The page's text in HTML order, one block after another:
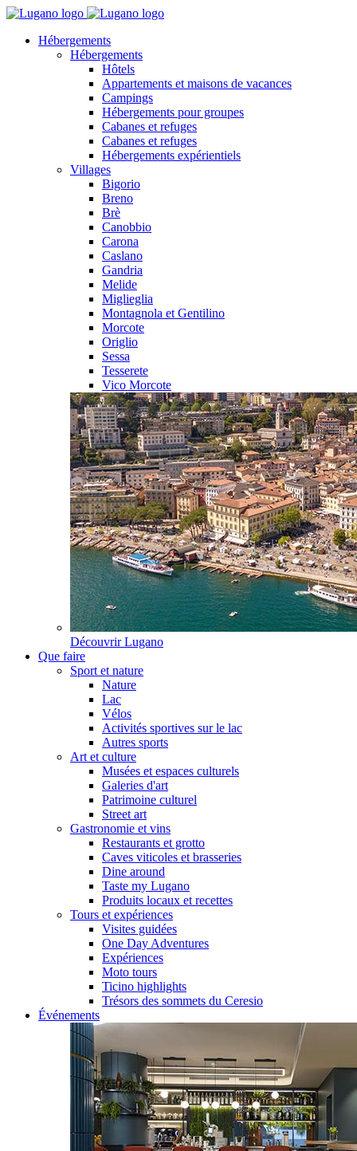
Hébergements
Hébergements
Hôtels
Appartements et maisons de vacances
Campings
Hébergements pour groupes
Cabanes et refuges
Cabanes et refuges
Hébergements expérientiels
Villages
Bigorio
Breno
Brè
Canobbio
Carona
Caslano
Gandria
Melide
Miglieglia
Montagnola et Gentilino
Morcote
Origlio
Sessa
Tesserete
Vico Morcote
Découvrir Lugano
Que faire
Sport et nature
Nature
Lac
Vélos
Activités sportives sur le lac
Autres sports
Art et culture
Musées et espaces culturels
Galeries d'art
Patrimoine culturel
Street art
Gastronomie et vins
Restaurants et grotto
Caves viticoles et brasseries
Dine around
Taste my Lugano
Produits locaux et recettes
Tours et expériences
Visites guidées
One Day Adventures
Expériences
Moto tours
Ticino highlights
Trésors des sommets du Ceresio
Événements